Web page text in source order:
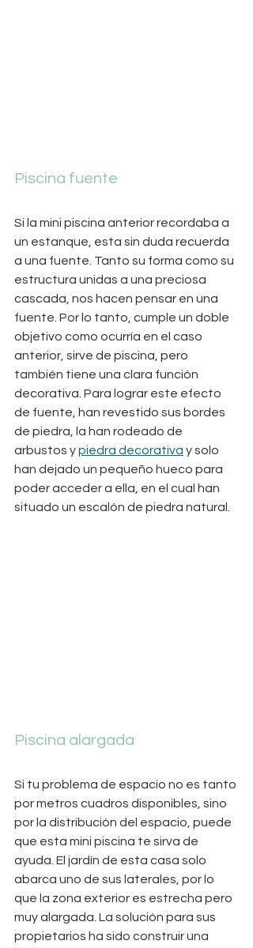
Piscina fuente
Si la mini piscina anterior recordaba a
un estanque, esta sin duda recuerda
a una fuente. Tanto su forma como su
estructura unidas a una preciosa
cascada, nos hacen pensar en una
fuente. Por lo tanto, cumple un doble
objetivo como ocurría en el caso
anterior, sirve de piscina, pero
también tiene una clara función
decorativa. Para lograr este efecto
de fuente, han revestido sus bordes
de piedra, la han rodeado de
arbustos y piedra decorativa y solo
han dejado un pequeño hueco para
poder acceder a ella, en el cual han
situado un escalón de piedra natural.
Piscina alargada
Si tu problema de espacio no es tanto
por metros cuadros disponibles, sino
por la distribución del espacio, puede
que esta mini piscina te sirva de
ayuda. El jardín de esta casa solo
abarca uno de sus laterales, por lo
que la zona exterior es estrecha pero
muy alargada. La solución para sus
propietarios ha sido construir una